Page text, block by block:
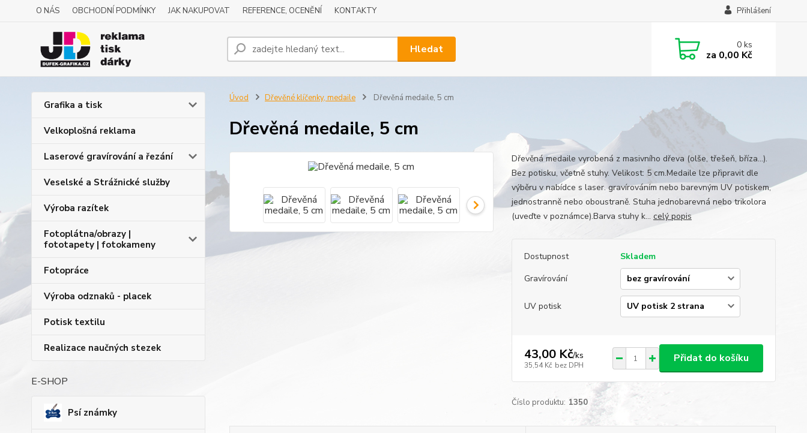
O NÁS OBCHODNÍ PODMÍNKY JAK NAKUPOVAT REFERENCE, OCENĚNÍ KONTAKTY Přihlášení
Hledat 0ks
za 0,00 Kč
Grafika a tisk
Velkoplošná reklama
Laserové gravírování a řezání
Veselské a Strážnické služby
Výroba razítek
Fotoplátna/obrazy |
fototapety | fotokameny
Fotopráce
Výroba odznaků - placek
Potisk textilu
Realizace naučných stezek
E-SHOP
Psí známky
Úvod Dřevěné klíčenky, medaile Dřevěná medaile, 5 cm
Dřevěná medaile, 5 cm
Dřevěná medaile vyrobená z masivního dřeva (olše, třešeň, bříza...).
Bez potisku, včetně stuhy. Velikost: 5 cm.Medaile lze připravit dle
výběru v nabídce s laser. gravírováním nebo barevným UV potiskem,
jednostranně nebo oboustraně. Stuha jednobarevná nebo trikolora
(uveďte v poznámce).Barva stuhy k... celý popis
Dostupnost
Skladem
Gravírování
UV potisk
43,00 Kč/ks
35,54 Kč bez DPH
Přidat do košíku
Číslo produktu: 1350